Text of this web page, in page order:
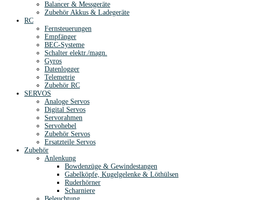
Balancer & Messgeräte
Zubehör Akkus & Ladegeräte
RC
Fernsteuerungen
Empfänger
BEC-Systeme
Schalter elektr./magn.
Gyros
Datenlogger
Telemetrie
Zubehör RC
SERVOS
Analoge Servos
Digital Servos
Servorahmen
Servohebel
Zubehör Servos
Ersatzteile Servos
Zubehör
Anlenkung
Bowdenzüge & Gewindestangen
Gabelköpfe, Kugelgelenke & Löthülsen
Ruderhörner
Scharniere